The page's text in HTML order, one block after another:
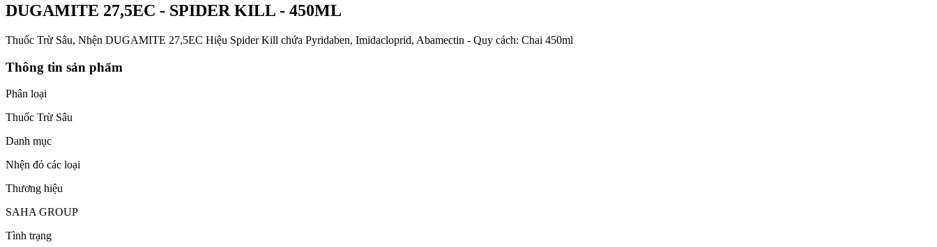
DUGAMITE 27,5EC - SPIDER KILL - 450ML
Thuốc Trừ Sâu, Nhện DUGAMITE 27,5EC Hiệu Spider Kill chứa Pyridaben, Imidacloprid, Abamectin - Quy cách: Chai 450ml
Thông tin sản phẩm
Phân loại
Thuốc Trừ Sâu
Danh mục
Nhện đỏ các loại
Thương hiệu
SAHA GROUP
Tình trạng